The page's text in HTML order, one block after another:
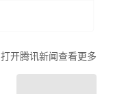
打开腾讯新闻查看更多